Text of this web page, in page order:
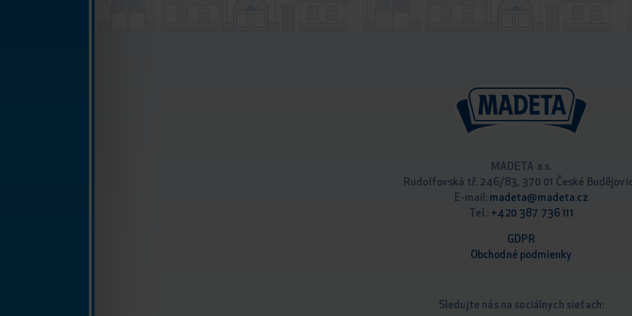
MADETA a.s.
Rudolfovská tř. 246/83, 370 01 České
E-mail: madeta@madeta.cz
Tel.: +420 387 736 111
GDPR
Obchodné podm ienky
Sledujte nás na sociálnych sieťach: